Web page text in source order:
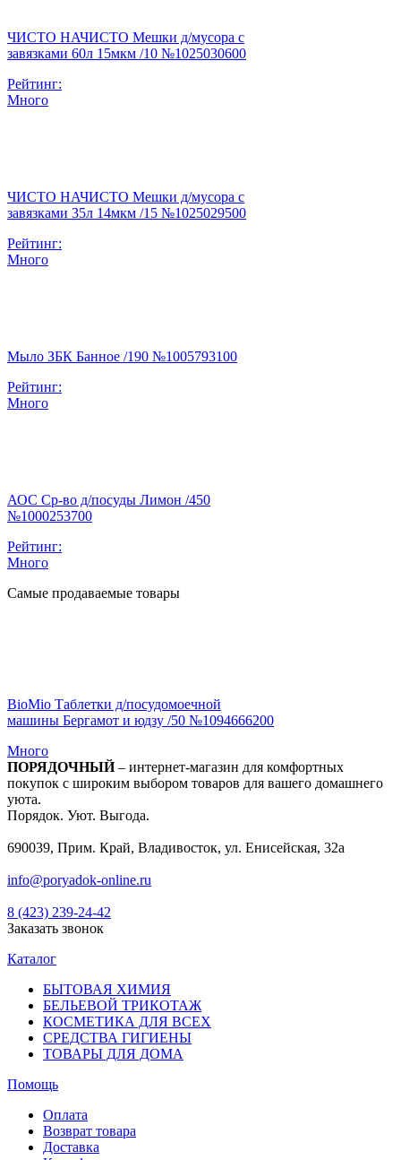
ЧИСТО НАЧИСТО Мешки д/мусора с
завязками 60л 15мкм /10 №1025030600
Рейтинг:
Много
ЧИСТО НАЧИСТО Мешки д/мусора с
завязками 35л 14мкм /15 №1025029500
Рейтинг:
Много
Мыло ЗБК Банное /190 №1005793100
Рейтинг:
Много
АОС Ср-во д/посуды Лимон /450
№1000253700
Рейтинг:
Много
Самые продаваемые товары
BioMio Таблетки д/посудомоечной
машины Бергамот и юдзу /50 №1094666200
Много
ПОРЯДОЧНЫЙ– интернет-магазин для комфортных
покупок с широким выбором товаров для вашего домашнего
уюта.
Порядок. Уют. Выгода.
690039, Прим. Край, Владивосток, ул. Енисейская, 32а
info@poryadok-online.ru
8 (423) 239-24-42
Заказать звонок
Каталог
БЫТОВАЯ ХИМИЯ
БЕЛЬЕВОЙ ТРИКОТАЖ
КОСМЕТИКА ДЛЯ ВСЕХ
СРЕДСТВА ГИГИЕНЫ
ТОВАРЫ ДЛЯ ДОМА
Помощь
Оплата
Возврат товара
Доставка